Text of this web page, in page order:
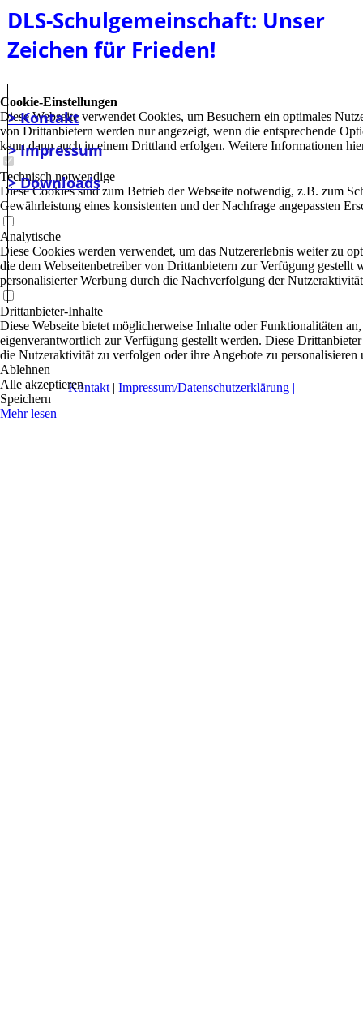
DLS-Schulgemeinschaft: Unser
Zeichen für Frieden!
> Kontakt
> Impressum
> Downloads
Kontakt | Impressum/Datenschutzerklärung |
Cookie-Einstellungen
Diese Webseite verwendet Cookies, um Besuchern ein optimales
von Drittanbietern werden nur angezeigt, wenn die entsprechende
kann dann auch in einem Drittland erfolgen. Weitere Informationen
Technisch notwendige
Diese Cookies sind zum Betrieb der Webseite notwendig, z.B. zum
Gewährleistung eines konsistenten und der Nachfrage angepassten
Analytische
Diese Cookies werden verwendet, um das Nutzererlebnis weiter zu
die dem Webseitenbetreiber von Drittanbietern zur Verfügung gestellt
personalisierter Werbung durch die Nachverfolgung der
Drittanbieter-Inhalte
Diese Webseite bietet möglicherweise Inhalte oder Funktionalitäten
eigenverantwortlich zur Verfügung gestellt werden. Diese
die Nutzeraktivität zu verfolgen oder ihre Angebote zu personalisieren
Ablehnen
Alle akzeptieren
Speichern
Mehr lesen